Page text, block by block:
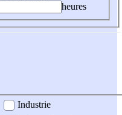
heures
Industrie